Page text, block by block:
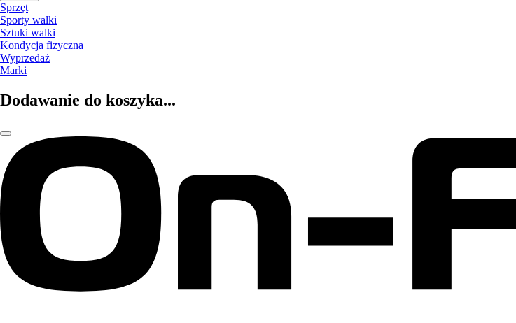
Sprzęt
Sporty walki
Sztuki walki
Kondycja fizyczna
Wyprzedaż
Marki
Dodawanie do koszyka...